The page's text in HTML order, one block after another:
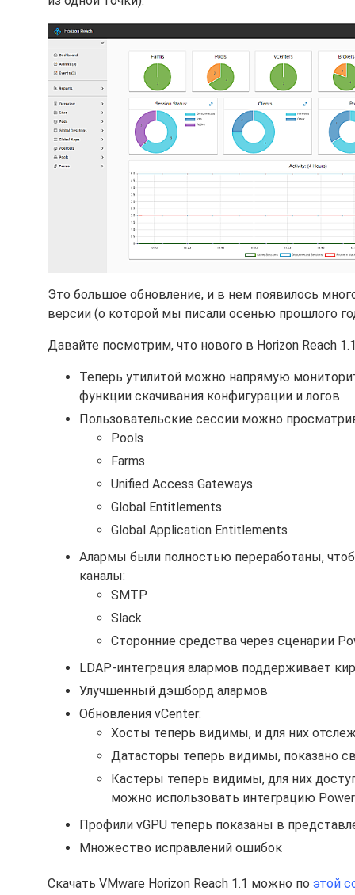
Это большое обновление, и в нем появилось
версии (о которой мы писали осенью прошлого
Давайте посмотрим, что нового в Horizon Reach
Теперь утилитой можно напрямую
функции скачивания конфигурации и логов
Пользовательские сессии можно
Pools
Farms
Unified Access Gateways
Global Entitlements
Global Application Entitlements
Алармы были полностью переработаны,
каналы:
SMTP
Slack
Сторонние средства через сценарии
LDAP-интеграция алармов поддерживает
Улучшенный дэшборд алармов
Обновления vCenter:
Хосты теперь видимы, и для них
Датасторы теперь видимы, показано
Кастеры теперь видимы, для них
можно использовать интеграцию
Профили vGPU теперь показаны в
Множество исправлений ошибок
Скачать VMware Horizon Reach 1.1 можно по этой